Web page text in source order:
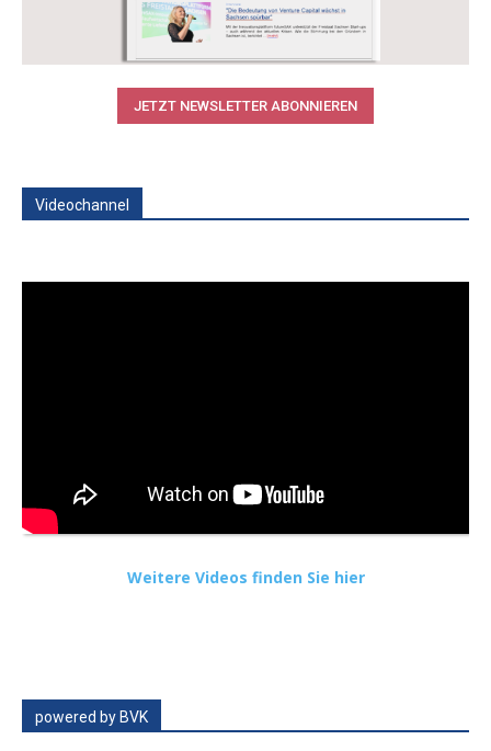
JETZT NEWSLETTER ABONNIEREN
Videochannel
Weitere Videos finden Sie hier
powered by BVK